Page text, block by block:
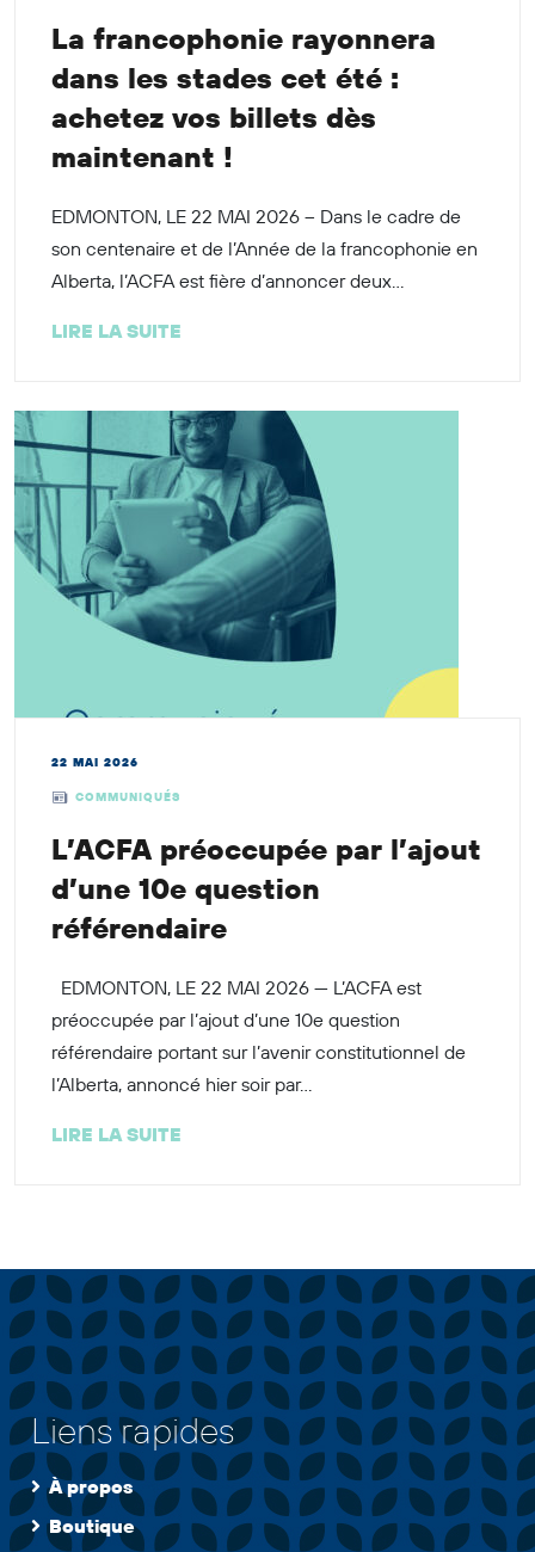
La francophonie rayonnera
dans les stades cet été :
achetez vos billets dès
maintenant !
EDMONTON, LE 22 MAI 2026 – Dans le cadre de
son centenaire et de l’Année de la francophonie en
Alberta, l’ACFA est fière d’annoncer deux...
LIRE LA SUITE
22 MAI 2026
COMMUNIQUÉS
L’ACFA préoccupée par l’ajout
d’une 10e question
référendaire
EDMONTON, LE 22 MAI 2026 — L’ACFA est
préoccupée par l’ajout d’une 10e question
référendaire portant sur l’avenir constitutionnel de
l’Alberta, annoncé hier soir par...
LIRE LA SUITE
Liens rapides
À propos
Boutique